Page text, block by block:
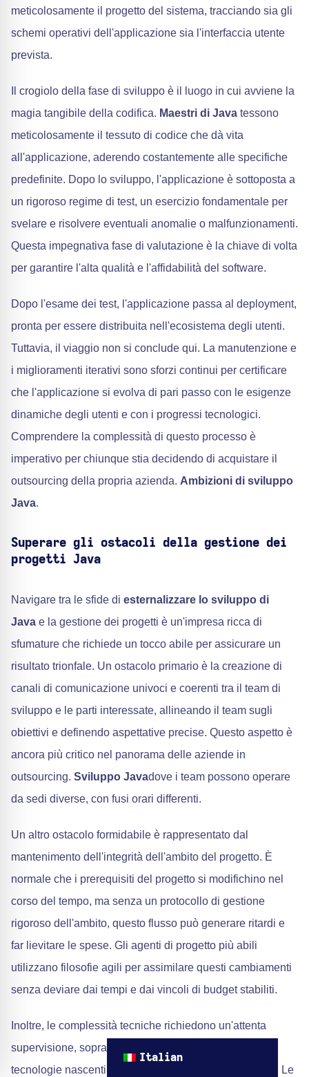
meticolosamente il progetto del sistema, tracciando sia gli
schemi operativi dell'applicazione sia l'interfaccia utente
prevista.
Il crogiolo della fase di sviluppo è il luogo in cui avviene la
magia tangibile della codifica. Maestri di Java tessono
meticolosamente il tessuto di codice che dà vita
all'applicazione, aderendo costantemente alle specifiche
predefinite. Dopo lo sviluppo, l'applicazione è sottoposta a
un rigoroso regime di test, un esercizio fondamentale per
svelare e risolvere eventuali anomalie o malfunzionamenti.
Questa impegnativa fase di valutazione è la chiave di volta
per garantire l'alta qualità e l'affidabilità del software.
Dopo l'esame dei test, l'applicazione passa al deployment,
pronta per essere distribuita nell'ecosistema degli utenti.
Tuttavia, il viaggio non si conclude qui. La manutenzione e
i miglioramenti iterativi sono sforzi continui per certificare
che l'applicazione si evolva di pari passo con le esigenze
dinamiche degli utenti e con i progressi tecnologici.
Comprendere la complessità di questo processo è
imperativo per chiunque stia decidendo di acquistare il
outsourcing della propria azienda. Ambizioni di sviluppo
Java.
Superare gli ostacoli della gestione dei
progetti Java
Navigare tra le sfide di esternalizzare lo sviluppo di
Java e la gestione dei progetti è un'impresa ricca di
sfumature che richiede un tocco abile per assicurare un
risultato trionfale. Un ostacolo primario è la creazione di
canali di comunicazione univoci e coerenti tra il team di
sviluppo e le parti interessate, allineando il team sugli
obiettivi e definendo aspettative precise. Questo aspetto è
ancora più critico nel panorama delle aziende in
outsourcing. Sviluppo Javadove i team possono operare
da sedi diverse, con fusi orari differenti.
Un altro ostacolo formidabile è rappresentato dal
mantenimento dell'integrità dell'ambito del progetto. È
normale che i prerequisiti del progetto si modifichino nel
corso del tempo, ma senza un protocollo di gestione
rigoroso dell'ambito, questo flusso può generare ritardi e
far lievitare le spese. Gli agenti di progetto più abili
utilizzano filosofie agili per assimilare questi cambiamenti
senza deviare dai tempi e dai vincoli di budget stabiliti.
Inoltre, le complessità tecniche richiedono un'attenta
supervisione, soprattutto quando si tratta di integrare
tecnologie nascenti e di rafforzare la sicurezza dei dati. Le
Italian